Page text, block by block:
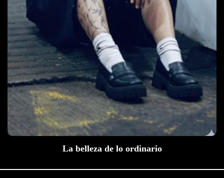
La belleza de lo ordinario